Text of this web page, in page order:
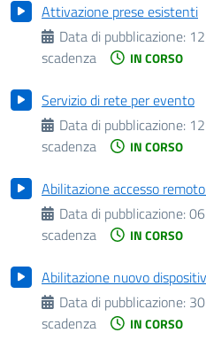
Attivazione prese esistenti
Data di pubblicazione:
scadenza
IN CORSO
Servizio di rete per evento
Data di pubblicazione:
scadenza
IN CORSO
Abilitazione accesso
Data di pubblicazione:
scadenza
IN CORSO
Abilitazione nuovo
Data di pubblicazione:
scadenza
IN CORSO